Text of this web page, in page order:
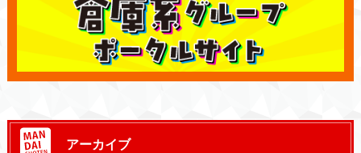
アーカイブ